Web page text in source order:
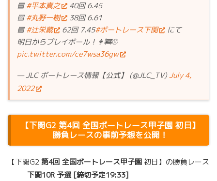
🟦#平本真之
40回 6.45
🟨#丸野一樹
38回 6.61
🟩#辻栄蔵 62回 7.45#ボートレース下関
にて
明日からプレイボール！👨‍🚒⚾
pic.twitter.com/ce7wsa36gw
— JLC ボートレース情報【公式】 (@JLC_TV)July 4,
2022
【下関G2 第4回 全国ボートレース甲子園 初日】
勝負レースの事前予想を公開！
【下関G2 第4回 全国ボートレース甲子園初日】の勝負レース
下関10R 予選 [締切予定19:33]